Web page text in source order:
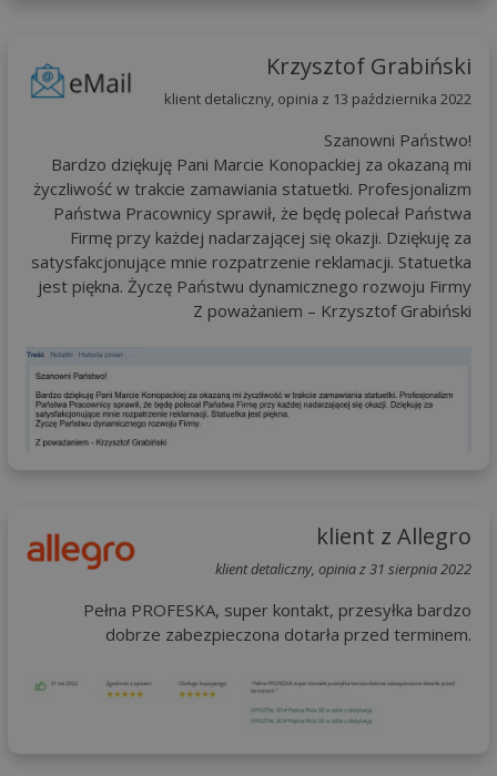
Krzysztof Grabiński
klient detaliczny, opinia z 13 października 2022
Szanowni Państwo!
Bardzo dziękuję Pani Marcie Konopackiej za okazaną mi
życzliwość w trakcie zamawiania statuetki. Profesjonalizm
Państwa Pracownicy sprawił, że będę polecał Państwa
Firmę przy każdej nadarzającej się okazji. Dziękuję za
satysfakcjonujące mnie rozpatrzenie reklamacji. Statuetka
jest piękna. Życzę Państwu dynamicznego rozwoju Firmy
Z poważaniem – Krzysztof Grabiński
klient z Allegro
klient detaliczny, opinia z 31 sierpnia 2022
Pełna PROFESKA, super kontakt, przesyłka bardzo
dobrze zabezpieczona dotarła przed terminem.